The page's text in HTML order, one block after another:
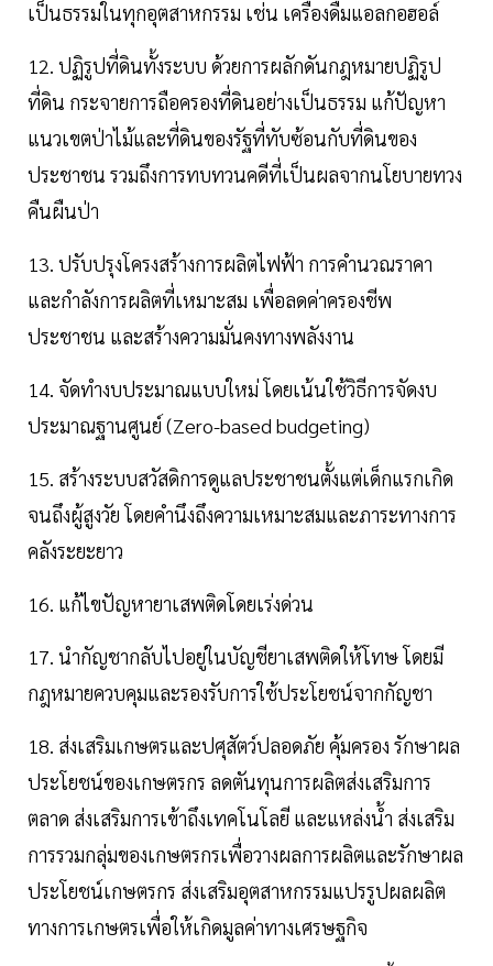
เป็นธรรมในทุกอุตสาหกรรม เช่น เครื่องดื่มแอลกอฮอล์
12. ปฏิรูปที่ดินทั้งระบบ ด้วยการผลักดันกฎหมายปฏิรูป
ที่ดิน กระจายการถือครองที่ดินอย่างเป็นธรรม แก้ปัญหา
แนวเขตป่าไม้และที่ดินของรัฐที่ทับซ้อนกับที่ดินของ
ประชาชน รวมถึงการทบทวนคดีที่เป็นผลจากนโยบายทวง
คืนผืนป่า
13. ปรับปรุงโครงสร้างการผลิตไฟฟ้า การคำนวณราคา
และกำลังการผลิตที่เหมาะสม เพื่อลดค่าครองชีพ
ประชาชน และสร้างความมั่นคงทางพลังงาน
14. จัดทำงบประมาณแบบใหม่ โดยเน้นใช้วิธีการจัดงบ
ประมาณฐานศูนย์ (Zero-based budgeting)
15. สร้างระบบสวัสดิการดูแลประชาชนตั้งแต่เด็กแรกเกิด
จนถึงผู้สูงวัย โดยคำนึงถึงความเหมาะสมและภาระทางการ
คลังระยะยาว
16. แก้ไขปัญหายาเสพติดโดยเร่งด่วน
17. นำกัญชากลับไปอยู่ในบัญชียาเสพติดให้โทษ โดยมี
กฎหมายควบคุมและรองรับการใช้ประโยชน์จากกัญชา
18. ส่งเสริมเกษตรและปศุสัตว์ปลอดภัย คุ้มครอง รักษาผล
ประโยชน์ของเกษตรกร ลดตันทุนการผลิตส่งเสริมการ
ตลาด ส่งเสริมการเข้าถึงเทคโนโลยี และแหล่งน้ำ ส่งเสริม
การรวมกลุ่มของเกษตรกรเพื่อวางผลการผลิตและรักษาผล
ประโยชน์เกษตรกร ส่งเสริมอุตสาหกรรมแปรรูปผลผลิต
ทางการเกษตรเพื่อให้เกิดมูลค่าทางเศรษฐกิจ